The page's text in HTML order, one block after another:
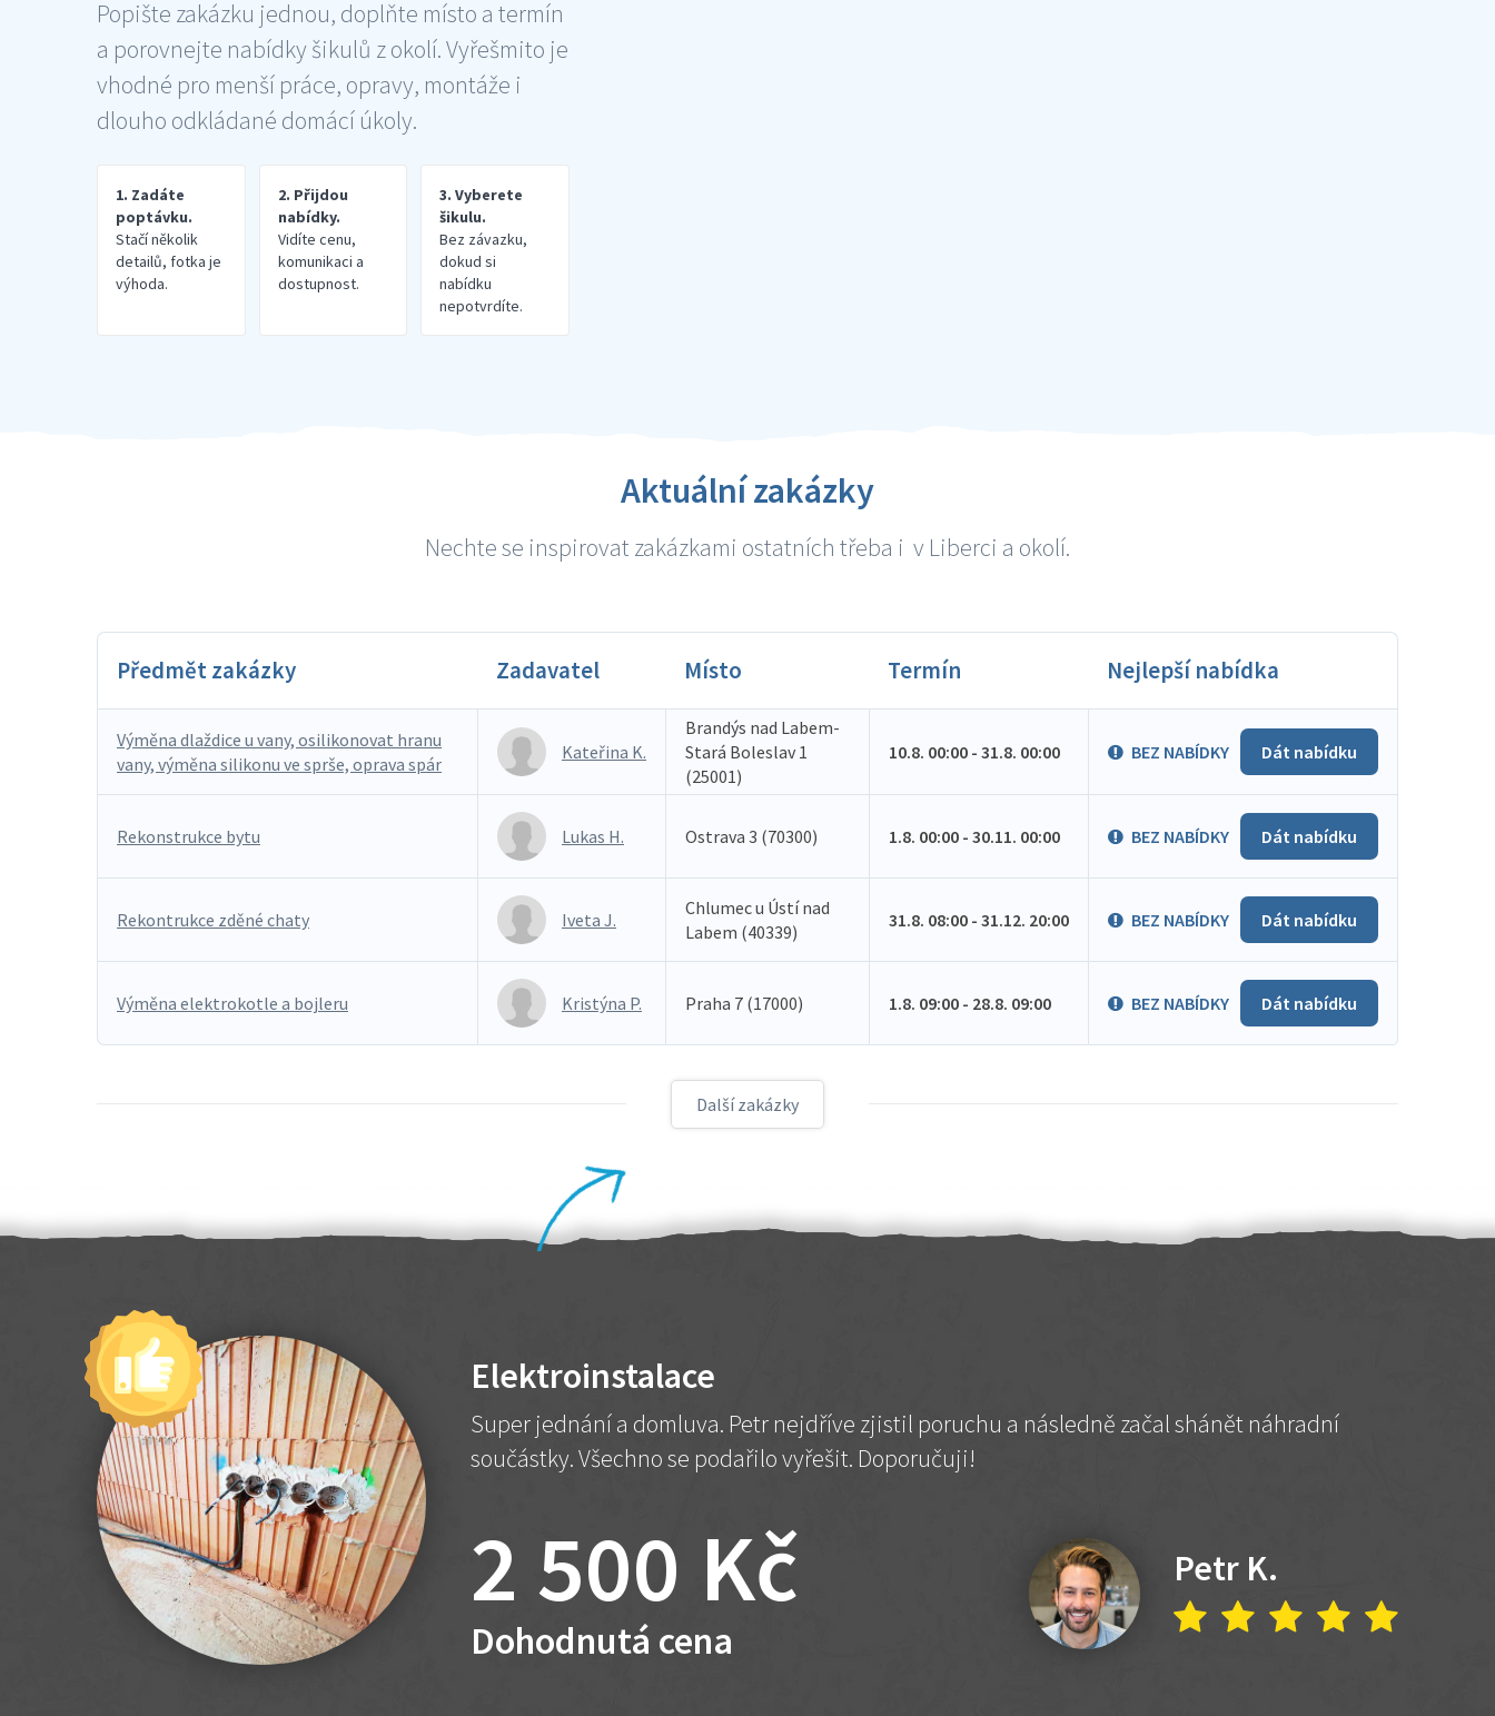
Popište zakázku jednou, doplňte místo a termín
a porovnejte nabídky šikulů z okolí. Vyřešmito je
vhodné pro menší práce, opravy, montáže i
dlouho odkládané domácí úkoly.
1. Zadáte
poptávku.
Stačí několik
detailů, fotka je
výhoda.
2. Přijdou
nabídky.
Vidíte cenu,
komunikaci a
dostupnost.
3. Vyberete
šikulu.
Bez závazku,
dokud si
nabídku
nepotvrdíte.
Aktuální zakázky
Nechte se inspirovat zakázkami ostatních třeba i v Liberci a okolí.
Předmět zakázky Zadavatel Místo Termín Nejlepší nabídka
Výměna dlaždice u vany, osilikonovat hranu
vany, výměna silikonu ve sprše, oprava spár
Kateřina K.
Brandýs nad Labem-
Stará Boleslav 1
(25001)
10.8. 00:00 - 31.8. 00:00 BEZ NABÍDKY Dát nabídku
Rekonstrukce bytu Lukas H. Ostrava 3 (70300) 1.8. 00:00 - 30.11. 00:00 BEZ NABÍDKY Dát nabídku
Rekontrukce zděné chaty Iveta J.
Chlumec u Ústí nad
Labem (40339)
31.8. 08:00 - 31.12. 20:00 BEZ NABÍDKY Dát nabídku
Výměna elektrokotle a bojleru Kristýna P. Praha 7 (17000) 1.8. 09:00 - 28.8. 09:00 BEZ NABÍDKY Dát nabídku
Další zakázky
Elektroinstalace
Super jednání a domluva. Petr nejdříve zjistil poruchu a následně začal shánět náhradní
součástky. Všechno se podařilo vyřešit. Doporučuji!
2 500 Kč
Dohodnutá cena
Petr K.